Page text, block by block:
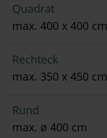
Quadrat
max. 400 x 400 cm
Rechteck
max. 350 x 450 cm
Rund
max. ø 400 cm